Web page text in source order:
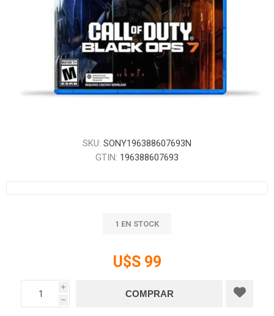
SKU: SONY196388607693N
GTIN: 196388607693
1 EN STOCK
U$S 99
i
h